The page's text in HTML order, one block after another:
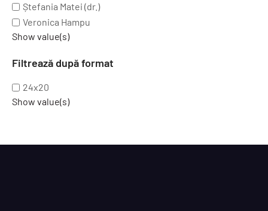
Ștefania Matei (dr.)
Veronica Hampu
Show value(s)
Filtrează după format
24x20
Show value(s)